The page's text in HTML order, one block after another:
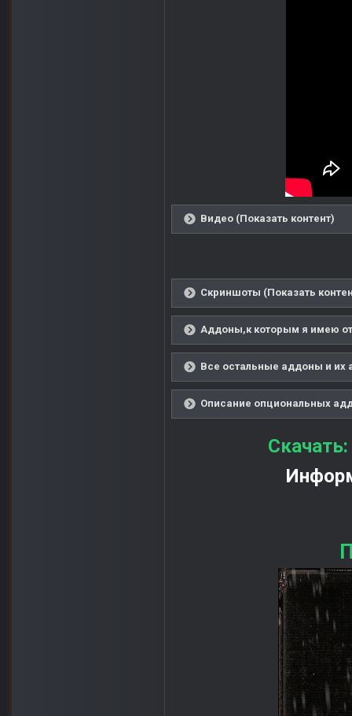
Видео (Показать контент)
Скриншоты (Показать
Аддоны,к которым я имею
Все остальные аддоны и их
Описание опциональных
Скачать: